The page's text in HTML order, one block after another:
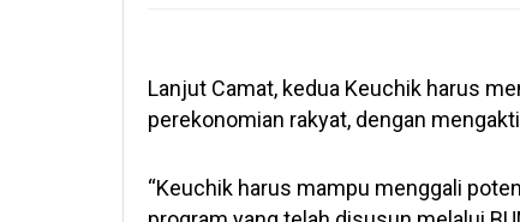
Lanjut Camat, kedua Keuchik harus
perekonomian rakyat, dengan
“Keuchik harus mampu menggali